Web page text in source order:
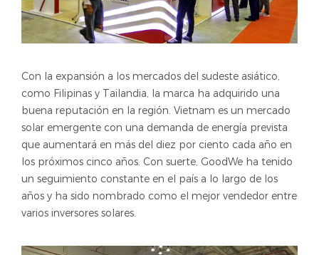
Con la expansión a los mercados del sudeste asiático,
como Filipinas y Tailandia, la marca ha adquirido una
buena reputación en la región. Vietnam es un mercado
solar emergente con una demanda de energía prevista
que aumentará en más del diez por ciento cada año en
los próximos cinco años. Con suerte, GoodWe ha tenido
un seguimiento constante en el país a lo largo de los
años y ha sido nombrado como el mejor vendedor entre
varios inversores solares.